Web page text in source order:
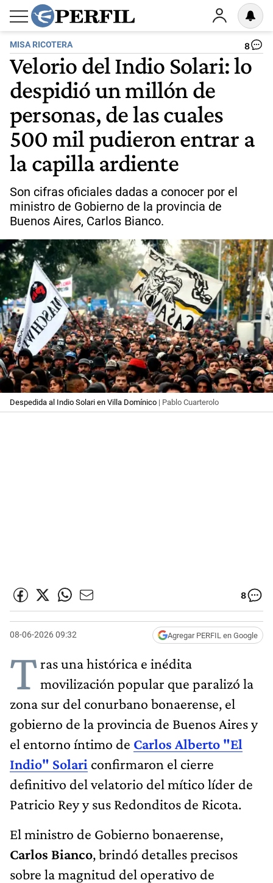
MISA RICOTERA 8
Velorio del Indio Solari: lo
despidió un millón de
personas, de las cuales
500 mil pudieron entrar a
la capilla ardiente
Son cifras oficiales dadas a conocer por el
ministro de Gobierno de la provincia de
Buenos Aires, Carlos Bianco.
Despedida al Indio Solari en Villa Domínico | Pablo Cuarterolo
8
08-06-2026 09:32 Agregar PERFIL en Google
Tras una histórica e inédita
movilización popular que paralizó la
zona sur del conurbano bonaerense, el
gobierno de la provincia de Buenos Aires y
el entorno íntimo de Carlos Alberto "El
Indio" Solari confirmaron el cierre
definitivo del velatorio del mítico líder de
Patricio Rey y sus Redonditos de Ricota.
El ministro de Gobierno bonaerense,
Carlos Bianco, brindó detalles precisos
sobre la magnitud del operativo de